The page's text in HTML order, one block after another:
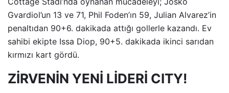
Gvardiol’un 13 ve 71, Phil Foden’ın 59, Julian Alvarez’in
penaltıdan 90+6. dakikada attığı gollerle kazandı. Ev
sahibi ekipte Issa Diop, 90+5. dakikada ikinci sarıdan
kırmızı kart gördü.
ZİRVENİN YENİ LİDERİ CITY!